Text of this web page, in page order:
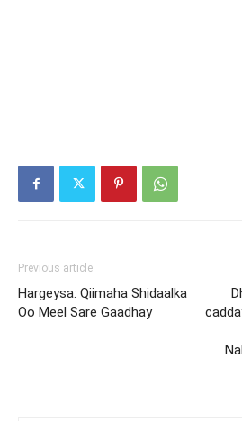
Previous article
Hargeysa: Qiimaha Shidaalka
Oo Meel Sare Gaadhay